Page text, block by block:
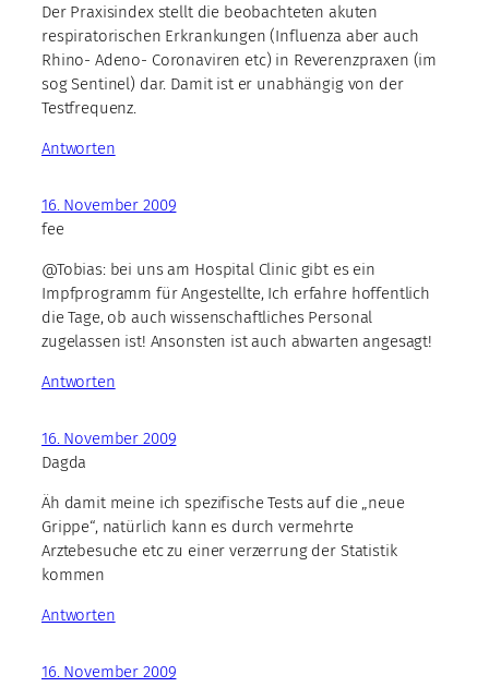
Der Praxisindex stellt die beobachteten akuten
respiratorischen Erkrankungen (Influenza aber auch
Rhino- Adeno- Coronaviren etc) in Reverenzpraxen (im
sog Sentinel) dar. Damit ist er unabhängig von der
Testfrequenz.
Antworten
16. November 2009
fee
@Tobias: bei uns am Hospital Clinic gibt es ein
Impfprogramm für Angestellte, Ich erfahre hoffentlich
die Tage, ob auch wissenschaftliches Personal
zugelassen ist! Ansonsten ist auch abwarten angesagt!
Antworten
16. November 2009
Dagda
Äh damit meine ich spezifische Tests auf die „neue
Grippe“, natürlich kann es durch vermehrte
Arztebesuche etc zu einer verzerrung der Statistik
kommen
Antworten
16. November 2009